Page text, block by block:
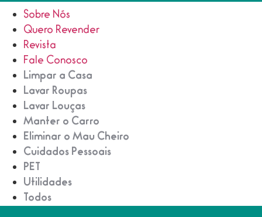
Sobre Nós
Quero Revender
Revista
Fale Conosco
Limpar a Casa
Lavar Roupas
Lavar Louças
Manter o Carro
Eliminar o Mau Cheiro
Cuidados Pessoais
PET
Utilidades
Todos